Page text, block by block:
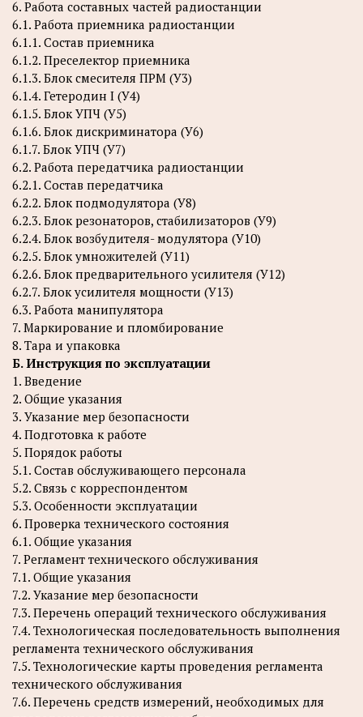
6. Работа составных частей радиостанции
6.1. Работа приемника радиостанции
6.1.1. Состав приемника
6.1.2. Преселектор приемника
6.1.3. Блок смесителя ПРМ (У3)
6.1.4. Гетеродин I (У4)
6.1.5. Блок УПЧ (У5)
6.1.6. Блок дискриминатора (У6)
6.1.7. Блок УПЧ (У7)
6.2. Работа передатчика радиостанции
6.2.1. Состав передатчика
6.2.2. Блок подмодулятора (У8)
6.2.3. Блок резонаторов, стабилизаторов (У9)
6.2.4. Блок возбудителя- модулятора (У10)
6.2.5. Блок умножителей (У11)
6.2.6. Блок предварительного усилителя (У12)
6.2.7. Блок усилителя мощности (У13)
6.3. Работа манипулятора
7. Маркирование и пломбирование
8. Тара и упаковка
Б. Инструкция по эксплуатации
1. Введение
2. Общие указания
3. Указание мер безопасности
4. Подготовка к работе
5. Порядок работы
5.1. Состав обслуживающего персонала
5.2. Связь с корреспондентом
5.3. Особенности эксплуатации
6. Проверка технического состояния
6.1. Общие указания
7. Регламент технического обслуживания
7.1. Общие указания
7.2. Указание мер безопасности
7.3. Перечень операций технического обслуживания
7.4. Технологическая последовательность выполнения
регламента технического обслуживания
7.5. Технологические карты проведения регламента
технического обслуживания
7.6. Перечень средств измерений, необходимых для